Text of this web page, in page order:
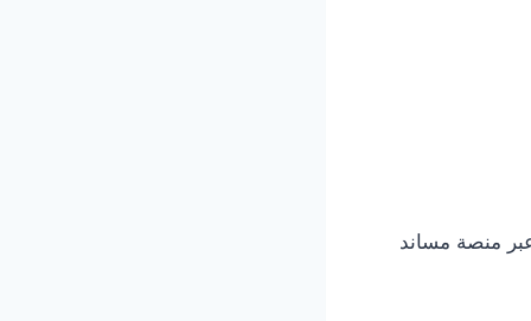
عبر منصة مساند